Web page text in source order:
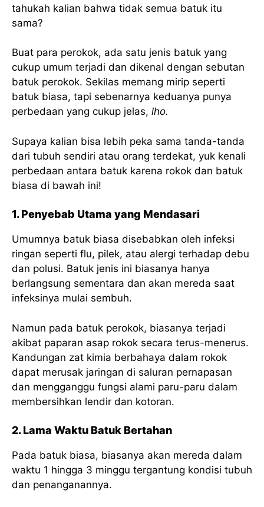
tahukah kalian bahwa tidak semua batuk itu
sama?
Buat para perokok, ada satu jenis batuk yang
cukup umum terjadi dan dikenal dengan sebutan
batuk perokok. Sekilas memang mirip seperti
batuk biasa, tapi sebenarnya keduanya punya
perbedaan yang cukup jelas, lho.
Supaya kalian bisa lebih peka sama tanda-tanda
dari tubuh sendiri atau orang terdekat, yuk kenali
perbedaan antara batuk karena rokok dan batuk
biasa di bawah ini!
1. Penyebab Utama yang Mendasari
Umumnya batuk biasa disebabkan oleh infeksi
ringan seperti flu, pilek, atau alergi terhadap debu
dan polusi. Batuk jenis ini biasanya hanya
berlangsung sementara dan akan mereda saat
infeksinya mulai sembuh.
Namun pada batuk perokok, biasanya terjadi
akibat paparan asap rokok secara terus-menerus.
Kandungan zat kimia berbahaya dalam rokok
dapat merusak jaringan di saluran pernapasan
dan mengganggu fungsi alami paru-paru dalam
membersihkan lendir dan kotoran.
2. Lama Waktu Batuk Bertahan
Pada batuk biasa, biasanya akan mereda dalam
waktu 1 hingga 3 minggu tergantung kondisi tubuh
dan penanganannya.